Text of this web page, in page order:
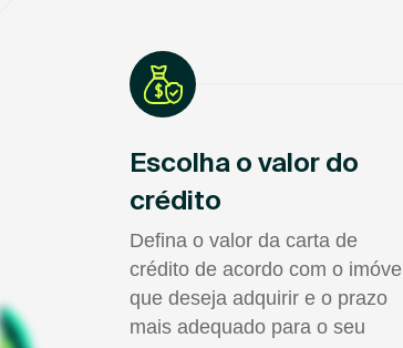
Escolha o valor do
crédito
Defina o valor da carta de
crédito de acordo com o imóvel
que deseja adquirir e o prazo
mais adequado para o seu